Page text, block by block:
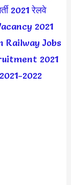
2021 रेलवे
2021
Railway Jobs
2021
2022